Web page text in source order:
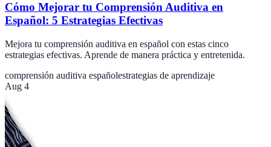
Cómo Mejorar tu Comprensión Auditiva en
Español: 5 Estrategias Efectivas
Mejora tu comprensión auditiva en español con estas cinco
estrategias efectivas. Aprende de manera práctica y entretenida.
comprensión auditiva españolestrategias de aprendizaje
Aug 4